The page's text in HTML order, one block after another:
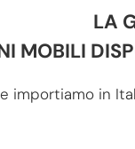
LA
MOBILI
importiamo in